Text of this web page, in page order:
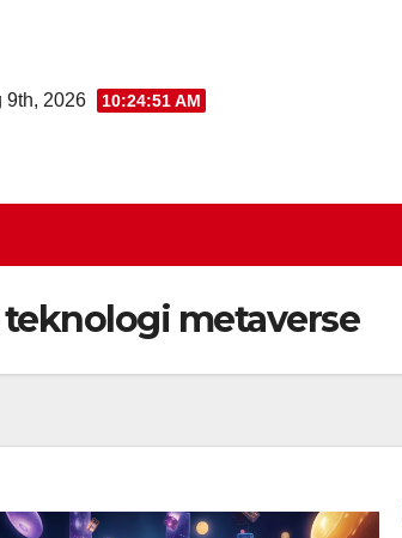
9th, 2026 10:24:51 AM
teknologi metaverse